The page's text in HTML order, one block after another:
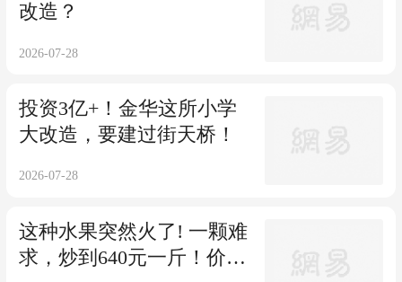
改造？
2026-07-28
投资3亿+！金华这所小学
大改造，要建过街天桥！
2026-07-28
这种水果突然火了! 一颗难
求，炒到640元一斤！价格